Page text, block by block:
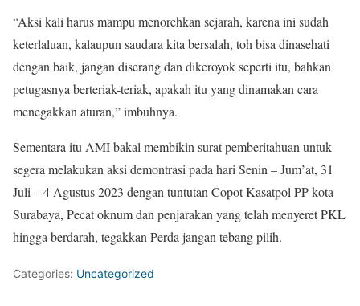
“Aksi kali harus mampu menorehkan sejarah, karena ini sudah
keterlaluan, kalaupun saudara kita bersalah, toh bisa dinasehati
dengan baik, jangan diserang dan dikeroyok seperti itu, bahkan
petugasnya berteriak-teriak, apakah itu yang dinamakan cara
menegakkan aturan,” imbuhnya.
Sementara itu AMI bakal membikin surat pemberitahuan untuk
segera melakukan aksi demontrasi pada hari Senin – Jum’at, 31
Juli – 4 Agustus 2023 dengan tuntutan Copot Kasatpol PP kota
Surabaya, Pecat oknum dan penjarakan yang telah menyeret PKL
hingga berdarah, tegakkan Perda jangan tebang pilih.
Categories: Uncategorized